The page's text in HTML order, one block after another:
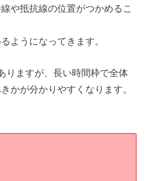
や抵抗線の位置がつかめるこ
ようになってきます。
りますが、長い時間枠で全体
かが分かりやすくなります。